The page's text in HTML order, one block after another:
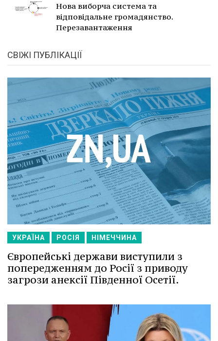
Нова виборча система та
відповідальне громадянство.
Перезавантаження
СВІЖІ ПУБЛІКАЦІЇ
УКРАЇНА РОСІЯ НІМЕЧЧИНА
Європейські держави виступили з
попередженням до Росії з приводу
загрози анексії Південної Осетії.